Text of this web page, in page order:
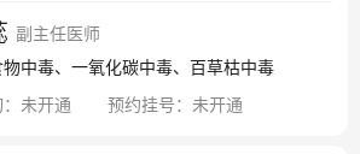
形式实施全面培训，强化训练危重病人
肺复苏术、经口气管插管术、洗胃术、
人员将继续坚持以人为本、永不放弃的
副主任医师
中毒、一氧化碳中毒、百草枯中毒
未开通 预约挂号： 未开通